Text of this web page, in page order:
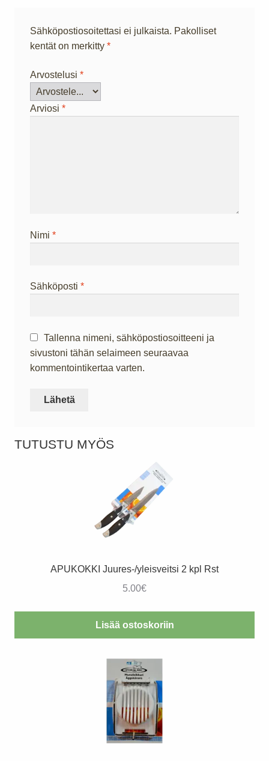
Sähköpostiosoitettasi ei julkaista. Pakolliset
kentät on merkitty *
Arvostelusi *
Arviosi *
Nimi *
Sähköposti *
Tallenna nimeni, sähköpostiosoitteeni ja
sivustoni tähän selaimeen seuraavaa
kommentointikertaa varten.
TUTUSTU MYÖS
APUKOKKI Juures-/yleisveitsi 2 kpl Rst
5.00€
Lisää ostoskoriin